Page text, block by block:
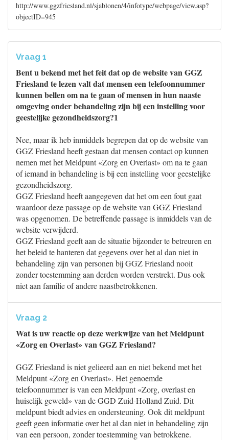
http://www.ggzfriesland.nl/sjablonen/4/infotype/webpage/view.asp?
objectID=945
Vraag 1
Bent u bekend met het feit dat op de website van GGZ
Friesland te lezen valt dat mensen een telefoonnummer
kunnen bellen om na te gaan of mensen in hun naaste
omgeving onder behandeling zijn bij een instelling voor
geestelijke gezondheidszorg?1
Nee, maar ik heb inmiddels begrepen dat op de website van
GGZ Friesland heeft gestaan dat mensen contact op kunnen
nemen met het Meldpunt «Zorg en Overlast» om na te gaan
of iemand in behandeling is bij een instelling voor geestelijke
gezondheidszorg.
GGZ Friesland heeft aangegeven dat het om een fout gaat
waardoor deze passage op de website van GGZ Friesland
was opgenomen. De betreffende passage is inmiddels van de
website verwijderd.
GGZ Friesland geeft aan de situatie bijzonder te betreuren en
het beleid te hanteren dat gegevens over het al dan niet in
behandeling zijn van personen bij GGZ Friesland nooit
zonder toestemming aan derden worden verstrekt. Dus ook
niet aan familie of andere naastbetrokkenen.
Vraag 2
Wat is uw reactie op deze werkwijze van het Meldpunt
«Zorg en Overlast» van GGZ Friesland?
GGZ Friesland is niet gelieerd aan en niet bekend met het
Meldpunt «Zorg en Overlast». Het genoemde
telefoonnummer is van een Meldpunt «Zorg, overlast en
huiselijk geweld» van de GGD Zuid-Holland Zuid. Dit
meldpunt biedt advies en ondersteuning. Ook dit meldpunt
geeft geen informatie over het al dan niet in behandeling zijn
van een persoon, zonder toestemming van betrokkene.